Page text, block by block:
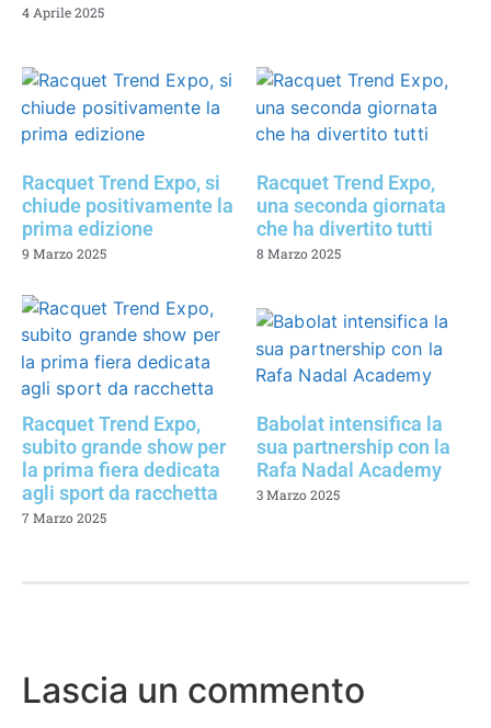
4 Aprile 2025
Racquet Trend Expo, si
chiude positivamente la
prima edizione
9 Marzo 2025
Racquet Trend Expo,
una seconda giornata
che ha divertito tutti
8 Marzo 2025
Racquet Trend Expo,
subito grande show per
la prima fiera dedicata
agli sport da racchetta
7 Marzo 2025
Babolat intensifica la
sua partnership con la
Rafa Nadal Academy
3 Marzo 2025
Lascia un commento